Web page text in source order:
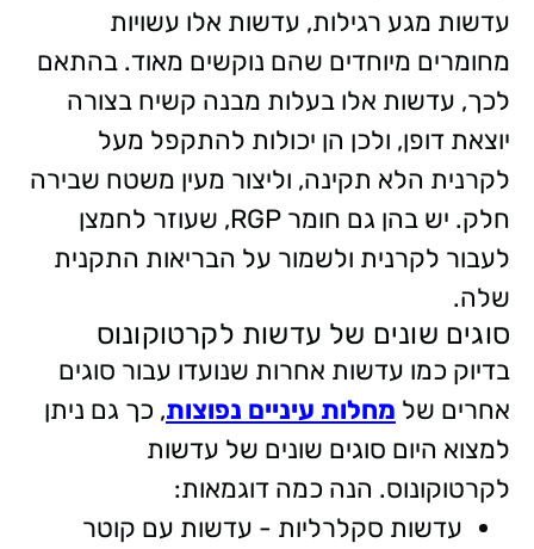
עדשות מגע רגילות, עדשות אלו עשויות
מחומרים מיוחדים שהם נוקשים מאוד. בהתאם
לכך, עדשות אלו בעלות מבנה קשיח בצורה
יוצאת דופן, ולכן הן יכולות להתקפל מעל
לקרנית הלא תקינה, וליצור מעין משטח שבירה
חלק. יש בהן גם חומר RGP, שעוזר לחמצן
לעבור לקרנית ולשמור על הבריאות התקנית
שלה.
סוגים שונים של עדשות לקרטוקונוס
בדיוק כמו עדשות אחרות שנועדו עבור סוגים
אחרים של מחלות עיניים נפוצות, כך גם ניתן
למצוא היום סוגים שונים של עדשות
לקרטוקונוס. הנה כמה דוגמאות:
עדשות סקלרליות - עדשות עם קוטר